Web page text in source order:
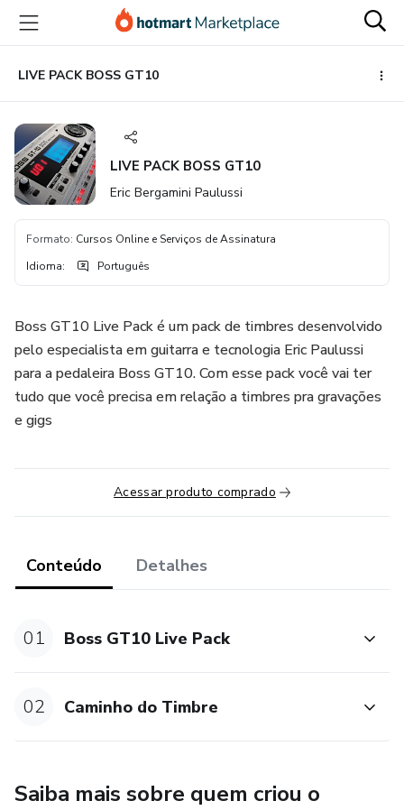
para
conteúdo
principal
para
pagamento
para
rodapé
LIVE PACK BOSS GT10
LIVE PACK BOSS GT10
Eric Bergamini Paulussi
Formato: Cursos Online e Serviços de Assinatura
Idioma: Português
Boss GT10 Live Pack é um pack de timbres desenvolvido
pelo especialista em guitarra e tecnologia Eric Paulussi
para a pedaleira Boss GT10. Com esse pack você vai ter
tudo que você precisa em relação a timbres pra gravações
e gigs
Acessar produto comprado
Conteúdo Detalhes
01 Boss GT10 Live Pack
02 Caminho do Timbre
Saiba mais sobre quem criou o